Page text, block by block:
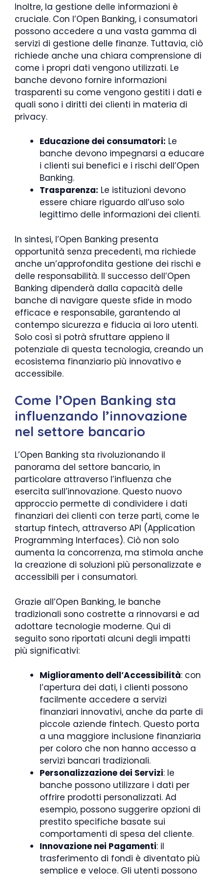
Inoltre, la gestione delle informazioni è
cruciale. Con l’Open Banking, i consumatori
possono accedere a una vasta gamma di
servizi di gestione delle finanze. Tuttavia, ciò
richiede anche una chiara comprensione di
come i propri dati vengono utilizzati. Le
banche devono fornire informazioni
trasparenti su come vengono gestiti i dati e
quali sono i diritti dei clienti in materia di
privacy.
Educazione dei consumatori: Le
banche devono impegnarsi a educare
i clienti sui benefici e i rischi dell’Open
Banking.
Trasparenza: Le istituzioni devono
essere chiare riguardo all’uso solo
legittimo delle informazioni dei clienti.
In sintesi, l’Open Banking presenta
opportunità senza precedenti, ma richiede
anche un’approfondita gestione dei rischi e
delle responsabilità. Il successo dell’Open
Banking dipenderà dalla capacità delle
banche di navigare queste sfide in modo
efficace e responsabile, garantendo al
contempo sicurezza e fiducia ai loro utenti.
Solo così si potrà sfruttare appieno il
potenziale di questa tecnologia, creando un
ecosistema finanziario più innovativo e
accessibile.
Come l’Open Banking sta
influenzando l’innovazione
nel settore bancario
L’Open Banking sta rivoluzionando il
panorama del settore bancario, in
particolare attraverso l’influenza che
esercita sull’innovazione. Questo nuovo
approccio permette di condividere i dati
finanziari dei clienti con terze parti, come le
startup fintech, attraverso API (Application
Programming Interfaces). Ciò non solo
aumenta la concorrenza, ma stimola anche
la creazione di soluzioni più personalizzate e
accessibili per i consumatori.
Grazie all’Open Banking, le banche
tradizionali sono costrette a rinnovarsi e ad
adottare tecnologie moderne. Qui di
seguito sono riportati alcuni degli impatti
più significativi:
Miglioramento dell’Accessibilità: con
l’apertura dei dati, i clienti possono
facilmente accedere a servizi
finanziari innovativi, anche da parte di
piccole aziende fintech. Questo porta
a una maggiore inclusione finanziaria
per coloro che non hanno accesso a
servizi bancari tradizionali.
Personalizzazione dei Servizi: le
banche possono utilizzare i dati per
offrire prodotti personalizzati. Ad
esempio, possono suggerire opzioni di
prestito specifiche basate sui
comportamenti di spesa del cliente.
Innovazione nei Pagamenti: il
trasferimento di fondi è diventato più
semplice e veloce. Gli utenti possono